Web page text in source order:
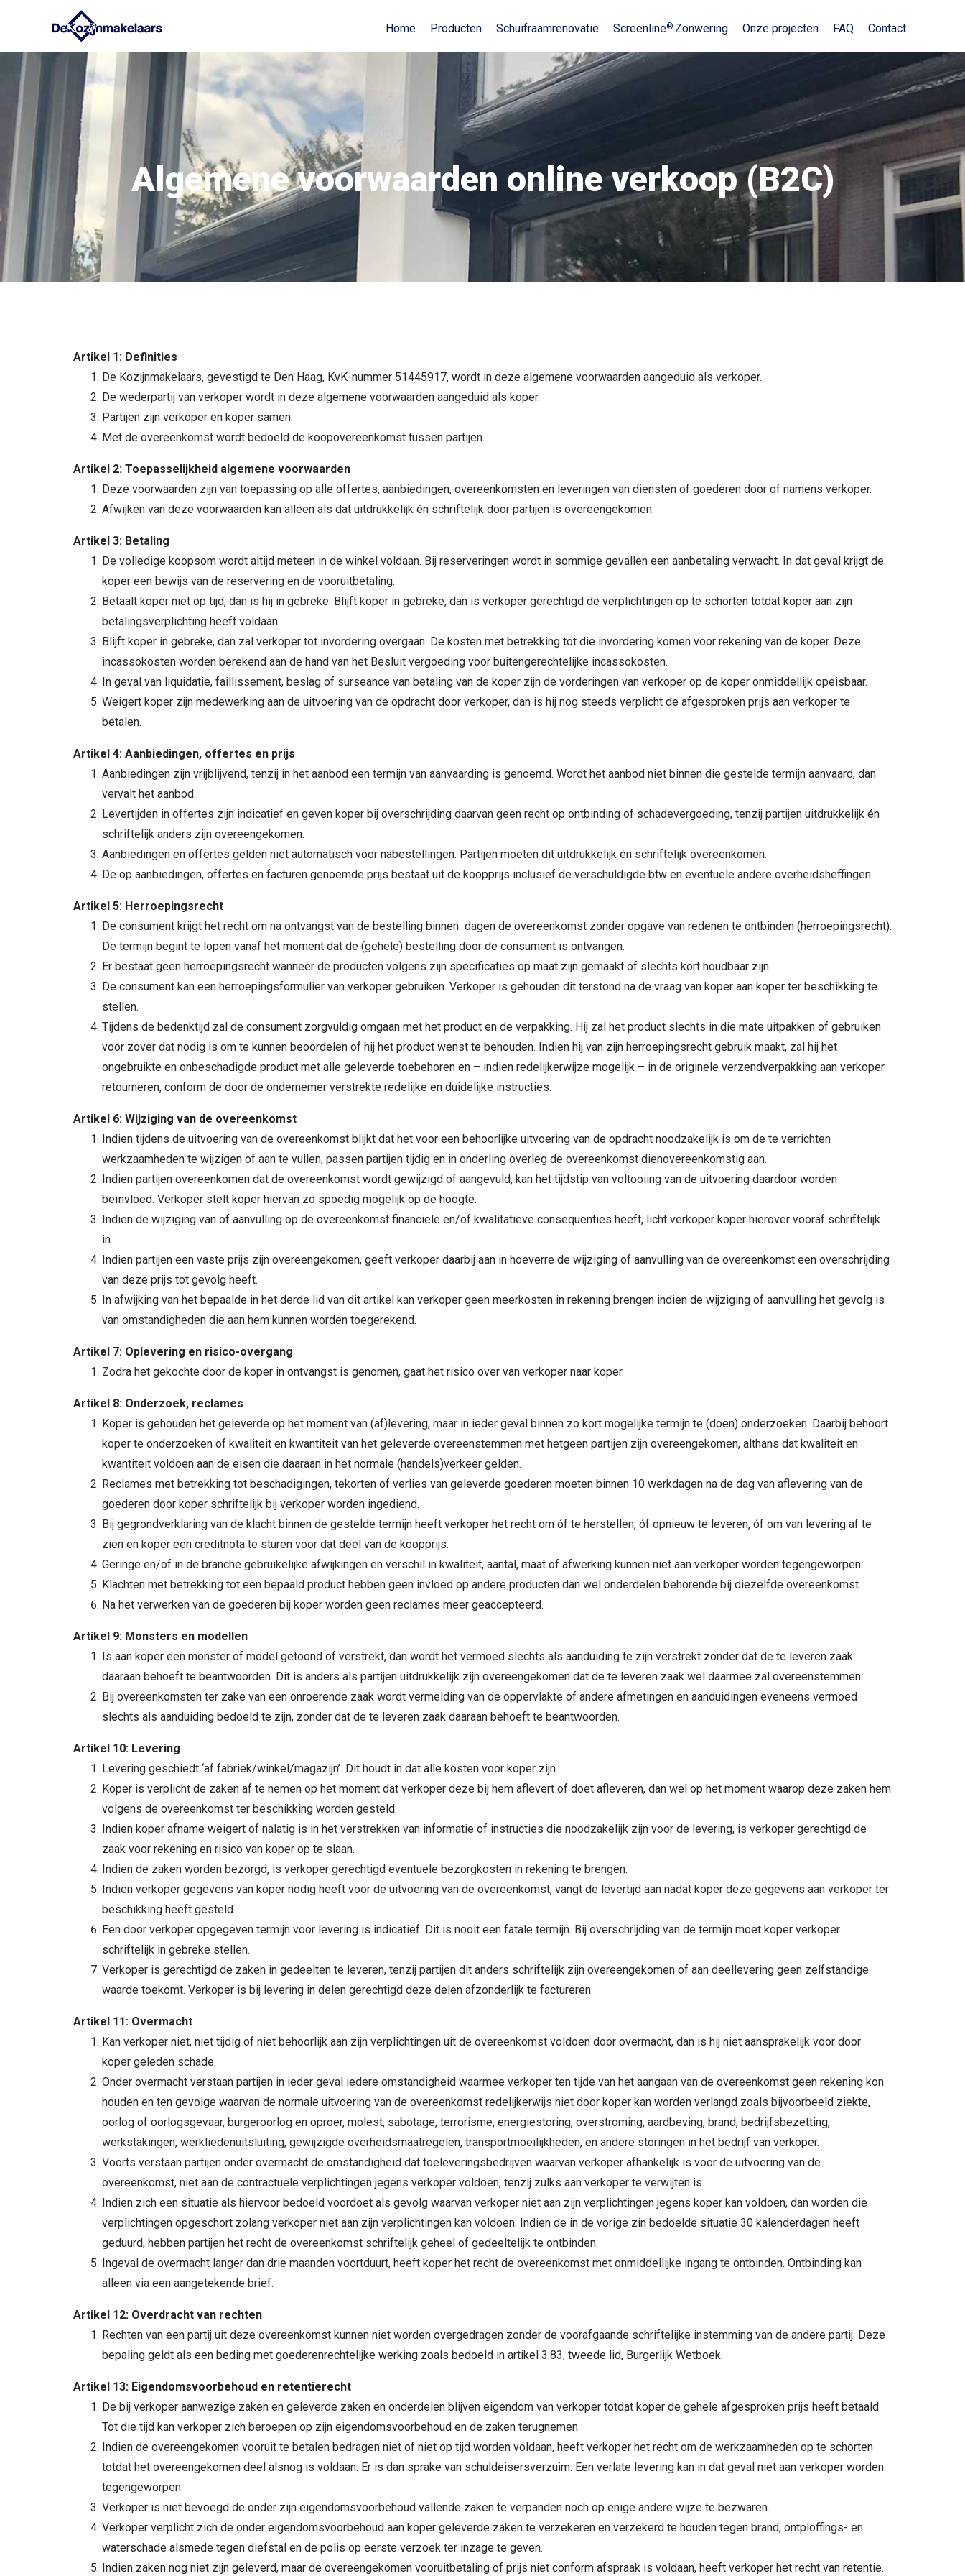
Home Producten Schuifraamrenovatie Screenline Zonwering Onze projecten FAQ Contact
Algemene voorwaarden online verkoop (B2C)
Artikel 1: Definities
De Kozijnmakelaars, gevestigd te Den Haag, KvK-nummer 51445917, wordt in deze algemene voorwaarden aangeduid als verkoper.
De wederpartij van verkoper wordt in deze algemene voorwaarden aangeduid als koper.
Partijen zijn verkoper en koper samen.
Met de overeenkomst wordt bedoeld de koopovereenkomst tussen partijen.
Artikel 2: Toepasselijkheid algemene voorwaarden
Deze voorwaarden zijn van toepassing op alle offertes, aanbiedingen, overeenkomsten en leveringen van diensten of goederen door of namens verkoper.
Afwijken van deze voorwaarden kan alleen als dat uitdrukkelijk én schriftelijk door partijen is overeengekomen.
Artikel 3: Betaling
De volledige koopsom wordt altijd meteen in de winkel voldaan. Bij reserveringen wordt in sommige gevallen een aanbetaling verwacht. In dat geval krijgt de
koper een bewijs van de reservering en de vooruitbetaling.
Betaalt koper niet op tijd, dan is hij in gebreke. Blijft koper in gebreke, dan is verkoper gerechtigd de verplichtingen op te schorten totdat koper aan zijn
betalingsverplichting heeft voldaan.
Blijft koper in gebreke, dan zal verkoper tot invordering overgaan. De kosten met betrekking tot die invordering komen voor rekening van de koper. Deze
incassokosten worden berekend aan de hand van het Besluit vergoeding voor buitengerechtelijke incassokosten.
In geval van liquidatie, faillissement, beslag of surseance van betaling van de koper zijn de vorderingen van verkoper op de koper onmiddellijk opeisbaar.
Weigert koper zijn medewerking aan de uitvoering van de opdracht door verkoper, dan is hij nog steeds verplicht de afgesproken prijs aan verkoper te
betalen.
Artikel 4: Aanbiedingen, offertes en prijs
Aanbiedingen zijn vrijblijvend, tenzij in het aanbod een termijn van aanvaarding is genoemd. Wordt het aanbod niet binnen die gestelde termijn aanvaard, dan
vervalt het aanbod.
Levertijden in offertes zijn indicatief en geven koper bij overschrijding daarvan geen recht op ontbinding of schadevergoeding, tenzij partijen uitdrukkelijk én
schriftelijk anders zijn overeengekomen.
Aanbiedingen en offertes gelden niet automatisch voor nabestellingen. Partijen moeten dit uitdrukkelijk én schriftelijk overeenkomen.
De op aanbiedingen, offertes en facturen genoemde prijs bestaat uit de koopprijs inclusief de verschuldigde btw en eventuele andere overheidsheffingen.
Artikel 5: Herroepingsrecht
De consument krijgt het recht om na ontvangst van de bestelling binnen dagen de overeenkomst zonder opgave van redenen te ontbinden (herroepingsrecht).
De termijn begint te lopen vanaf het moment dat de (gehele) bestelling door de consument is ontvangen.
Er bestaat geen herroepingsrecht wanneer de producten volgens zijn specificaties op maat zijn gemaakt of slechts kort houdbaar zijn.
De consument kan een herroepingsformulier van verkoper gebruiken. Verkoper is gehouden dit terstond na de vraag van koper aan koper ter beschikking te
stellen.
Tijdens de bedenktijd zal de consument zorgvuldig omgaan met het product en de verpakking. Hij zal het product slechts in die mate uitpakken of gebruiken
voor zover dat nodig is om te kunnen beoordelen of hij het product wenst te behouden. Indien hij van zijn herroepingsrecht gebruik maakt, zal hij het
ongebruikte en onbeschadigde product met alle geleverde toebehoren en – indien redelijkerwijze mogelijk – in de originele verzendverpakking aan verkoper
retourneren, conform de door de ondernemer verstrekte redelijke en duidelijke instructies.
Artikel 6: Wijziging van de overeenkomst
Indien tijdens de uitvoering van de overeenkomst blijkt dat het voor een behoorlijke uitvoering van de opdracht noodzakelijk is om de te verrichten
werkzaamheden te wijzigen of aan te vullen, passen partijen tijdig en in onderling overleg de overeenkomst dienovereenkomstig aan.
Indien partijen overeenkomen dat de overeenkomst wordt gewijzigd of aangevuld, kan het tijdstip van voltooiing van de uitvoering daardoor worden
beïnvloed. Verkoper stelt koper hiervan zo spoedig mogelijk op de hoogte.
Indien de wijziging van of aanvulling op de overeenkomst financiële en/of kwalitatieve consequenties heeft, licht verkoper koper hierover vooraf schriftelijk
in.
Indien partijen een vaste prijs zijn overeengekomen, geeft verkoper daarbij aan in hoeverre de wijziging of aanvulling van de overeenkomst een overschrijding
van deze prijs tot gevolg heeft.
In afwijking van het bepaalde in het derde lid van dit artikel kan verkoper geen meerkosten in rekening brengen indien de wijziging of aanvulling het gevolg is
van omstandigheden die aan hem kunnen worden toegerekend.
Artikel 7: Oplevering en risico-overgang
Zodra het gekochte door de koper in ontvangst is genomen, gaat het risico over van verkoper naar koper.
Artikel 8: Onderzoek, reclames
Koper is gehouden het geleverde op het moment van (af)levering, maar in ieder geval binnen zo kort mogelijke termijn te (doen) onderzoeken. Daarbij behoort
koper te onderzoeken of kwaliteit en kwantiteit van het geleverde overeenstemmen met hetgeen partijen zijn overeengekomen, althans dat kwaliteit en
kwantiteit voldoen aan de eisen die daaraan in het normale (handels)verkeer gelden.
Reclames met betrekking tot beschadigingen, tekorten of verlies van geleverde goederen moeten binnen 10 werkdagen na de dag van aflevering van de
goederen door koper schriftelijk bij verkoper worden ingediend.
Bij gegrondverklaring van de klacht binnen de gestelde termijn heeft verkoper het recht om óf te herstellen, óf opnieuw te leveren, óf om van levering af te
zien en koper een creditnota te sturen voor dat deel van de koopprijs.
Geringe en/of in de branche gebruikelijke afwijkingen en verschil in kwaliteit, aantal, maat of afwerking kunnen niet aan verkoper worden tegengeworpen.
Klachten met betrekking tot een bepaald product hebben geen invloed op andere producten dan wel onderdelen behorende bij diezelfde overeenkomst.
Na het verwerken van de goederen bij koper worden geen reclames meer geaccepteerd.
Artikel 9: Monsters en modellen
Is aan koper een monster of model getoond of verstrekt, dan wordt het vermoed slechts als aanduiding te zijn verstrekt zonder dat de te leveren zaak
daaraan behoeft te beantwoorden. Dit is anders als partijen uitdrukkelijk zijn overeengekomen dat de te leveren zaak wel daarmee zal overeenstemmen.
Bij overeenkomsten ter zake van een onroerende zaak wordt vermelding van de oppervlakte of andere afmetingen en aanduidingen eveneens vermoed
slechts als aanduiding bedoeld te zijn, zonder dat de te leveren zaak daaraan behoeft te beantwoorden.
Artikel 10: Levering
Levering geschiedt ‘af fabriek/winkel/magazijn’. Dit houdt in dat alle kosten voor koper zijn.
Koper is verplicht de zaken af te nemen op het moment dat verkoper deze bij hem aflevert of doet afleveren, dan wel op het moment waarop deze zaken hem
volgens de overeenkomst ter beschikking worden gesteld.
Indien koper afname weigert of nalatig is in het verstrekken van informatie of instructies die noodzakelijk zijn voor de levering, is verkoper gerechtigd de
zaak voor rekening en risico van koper op te slaan.
Indien de zaken worden bezorgd, is verkoper gerechtigd eventuele bezorgkosten in rekening te brengen.
Indien verkoper gegevens van koper nodig heeft voor de uitvoering van de overeenkomst, vangt de levertijd aan nadat koper deze gegevens aan verkoper ter
beschikking heeft gesteld.
Een door verkoper opgegeven termijn voor levering is indicatief. Dit is nooit een fatale termijn. Bij overschrijding van de termijn moet koper verkoper
schriftelijk in gebreke stellen.
Verkoper is gerechtigd de zaken in gedeelten te leveren, tenzij partijen dit anders schriftelijk zijn overeengekomen of aan deellevering geen zelfstandige
waarde toekomt. Verkoper is bij levering in delen gerechtigd deze delen afzonderlijk te factureren.
Artikel 11: Overmacht
Kan verkoper niet, niet tijdig of niet behoorlijk aan zijn verplichtingen uit de overeenkomst voldoen door overmacht, dan is hij niet aansprakelijk voor door
koper geleden schade.
Onder overmacht verstaan partijen in ieder geval iedere omstandigheid waarmee verkoper ten tijde van het aangaan van de overeenkomst geen rekening kon
houden en ten gevolge waarvan de normale uitvoering van de overeenkomst redelijkerwijs niet door koper kan worden verlangd zoals bijvoorbeeld ziekte,
oorlog of oorlogsgevaar, burgeroorlog en oproer, molest, sabotage, terrorisme, energiestoring, overstroming, aardbeving, brand, bedrijfsbezetting,
werkstakingen, werkliedenuitsluiting, gewijzigde overheidsmaatregelen, transportmoeilijkheden, en andere storingen in het bedrijf van verkoper.
Voorts verstaan partijen onder overmacht de omstandigheid dat toeleveringsbedrijven waarvan verkoper afhankelijk is voor de uitvoering van de
overeenkomst, niet aan de contractuele verplichtingen jegens verkoper voldoen, tenzij zulks aan verkoper te verwijten is.
Indien zich een situatie als hiervoor bedoeld voordoet als gevolg waarvan verkoper niet aan zijn verplichtingen jegens koper kan voldoen, dan worden die
verplichtingen opgeschort zolang verkoper niet aan zijn verplichtingen kan voldoen. Indien de in de vorige zin bedoelde situatie 30 kalenderdagen heeft
geduurd, hebben partijen het recht de overeenkomst schriftelijk geheel of gedeeltelijk te ontbinden.
Ingeval de overmacht langer dan drie maanden voortduurt, heeft koper het recht de overeenkomst met onmiddellijke ingang te ontbinden. Ontbinding kan
alleen via een aangetekende brief.
Artikel 12: Overdracht van rechten
Rechten van een partij uit deze overeenkomst kunnen niet worden overgedragen zonder de voorafgaande schriftelijke instemming van de andere partij. Deze
bepaling geldt als een beding met goederenrechtelijke werking zoals bedoeld in artikel 3:83, tweede lid, Burgerlijk Wetboek.
Artikel 13: Eigendomsvoorbehoud en retentierecht
De bij verkoper aanwezige zaken en geleverde zaken en onderdelen blijven eigendom van verkoper totdat koper de gehele afgesproken prijs heeft betaald.
Tot die tijd kan verkoper zich beroepen op zijn eigendomsvoorbehoud en de zaken terugnemen.
Indien de overeengekomen vooruit te betalen bedragen niet of niet op tijd worden voldaan, heeft verkoper het recht om de werkzaamheden op te schorten
totdat het overeengekomen deel alsnog is voldaan. Er is dan sprake van schuldeisersverzuim. Een verlate levering kan in dat geval niet aan verkoper worden
tegengeworpen.
Verkoper is niet bevoegd de onder zijn eigendomsvoorbehoud vallende zaken te verpanden noch op enige andere wijze te bezwaren.
Verkoper verplicht zich de onder eigendomsvoorbehoud aan koper geleverde zaken te verzekeren en verzekerd te houden tegen brand, ontploffings- en
waterschade alsmede tegen diefstal en de polis op eerste verzoek ter inzage te geven.
Indien zaken nog niet zijn geleverd, maar de overeengekomen vooruitbetaling of prijs niet conform afspraak is voldaan, heeft verkoper het recht van retentie.